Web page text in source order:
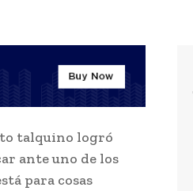
talquino logró
ante uno de los
para cosas